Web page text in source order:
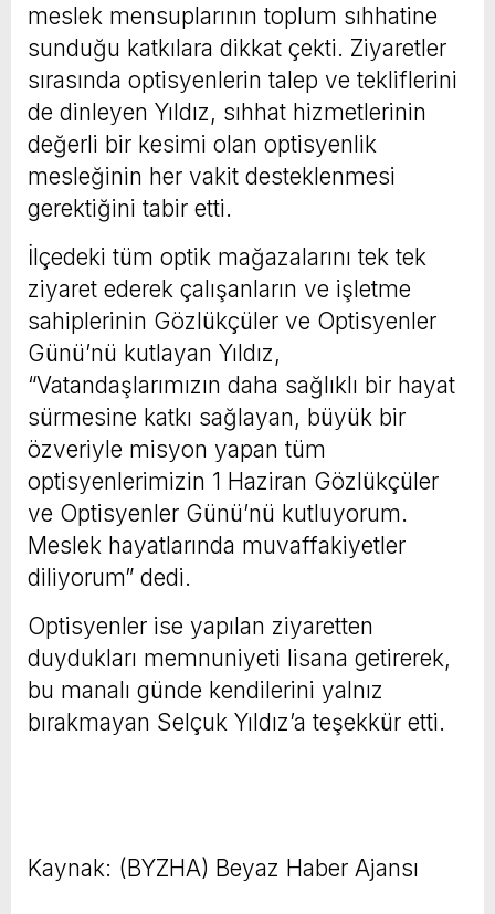
meslek mensuplarının toplum sıhhatine
sunduğu katkılara dikkat çekti. Ziyaretler
sırasında optisyenlerin talep ve tekliflerini
de dinleyen Yıldız, sıhhat hizmetlerinin
değerli bir kesimi olan optisyenlik
mesleğinin her vakit desteklenmesi
gerektiğini tabir etti.
İlçedeki tüm optik mağazalarını tek tek
ziyaret ederek çalışanların ve işletme
sahiplerinin Gözlükçüler ve Optisyenler
Günü’nü kutlayan Yıldız,
“Vatandaşlarımızın daha sağlıklı bir hayat
sürmesine katkı sağlayan, büyük bir
özveriyle misyon yapan tüm
optisyenlerimizin 1 Haziran Gözlükçüler
ve Optisyenler Günü’nü kutluyorum.
Meslek hayatlarında muvaffakiyetler
diliyorum” dedi.
Optisyenler ise yapılan ziyaretten
duydukları memnuniyeti lisana getirerek,
bu manalı günde kendilerini yalnız
bırakmayan Selçuk Yıldız’a teşekkür etti.
Kaynak: (BYZHA) Beyaz Haber Ajansı